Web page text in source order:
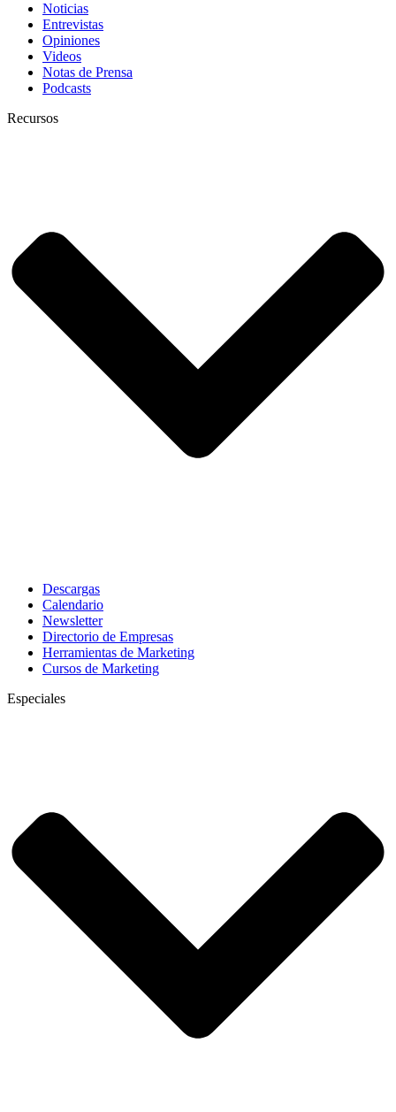
Noticias
Entrevistas
Opiniones
Videos
Notas de Prensa
Podcasts
Recursos
Descargas
Calendario
Newsletter
Directorio de Empresas
Herramientas de Marketing
Cursos de Marketing
Especiales